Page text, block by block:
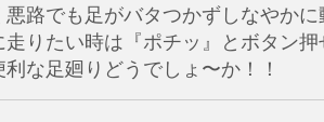
悪路でも足がバタつかずしなやか
走りたい時は『ポチッ』とボタン
な足廻りどうでしょ〜か！！